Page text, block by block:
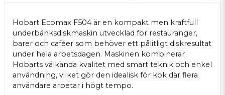
Hobart Ecomax F504 är en kompakt men kraftfull
underbänksdiskmaskin utvecklad för restauranger,
barer och caféer som behöver ett pålitligt diskresultat
under hela arbetsdagen. Maskinen kombinerar
Hobarts välkända kvalitet med smart teknik och enkel
användning, vilket gör den idealisk för kök där flera
användare arbetar i högt tempo.